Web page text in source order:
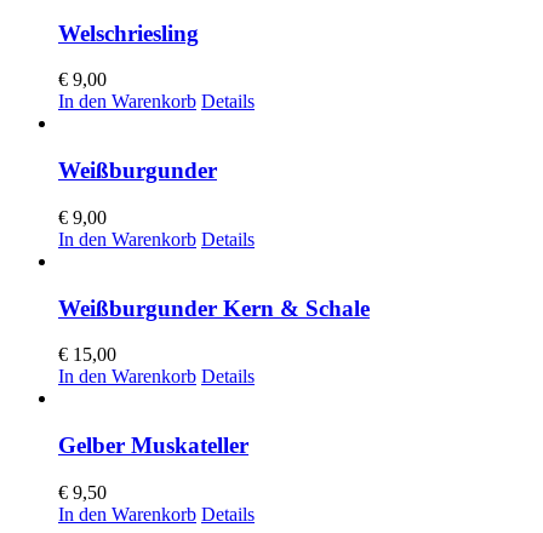
Welschriesling
€ 9,00
In den Warenkorb Details
Weißburgunder
€ 9,00
In den Warenkorb Details
Weißburgunder Kern & Schale
€ 15,00
In den Warenkorb Details
Gelber Muskateller
€ 9,50
In den Warenkorb Details